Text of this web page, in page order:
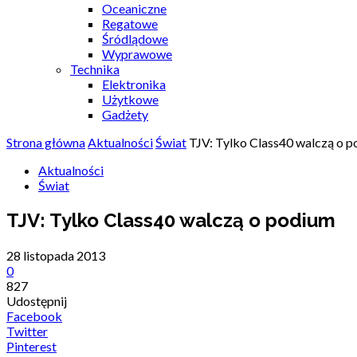
Oceaniczne
Regatowe
Śródlądowe
Wyprawowe
Technika
Elektronika
Użytkowe
Gadżety
Strona głównaAktualnościŚwiat TJV: Tylko Class40 walczą o
Aktualności
Świat
TJV: Tylko Class40 walczą o podium
28 listopada 2013
0
827
Udostępnij
Facebook
Twitter
Pinterest